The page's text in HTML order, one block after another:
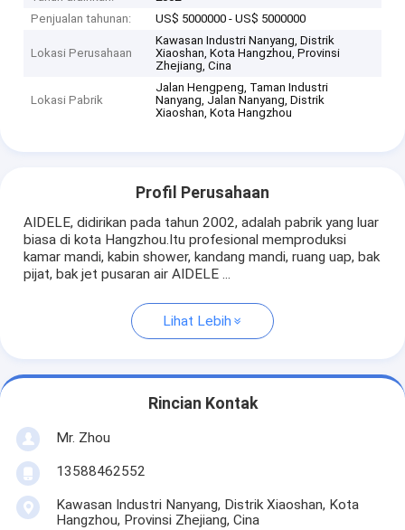
Penjualan tahunan:
US$ 5000000 - US$ 5000000
Lokasi Perusahaan
Kawasan Industri Nanyang, Distrik
Xiaoshan, Kota Hangzhou, Provinsi
Zhejiang, Cina
Lokasi Pabrik
Jalan Hengpeng, Taman Industri
Nanyang, Jalan Nanyang, Distrik
Xiaoshan, Kota Hangzhou
Profil Perusahaan
AIDELE, didirikan pada tahun 2002, adalah pabrik yang luar
biasa di kota Hangzhou.Itu profesional memproduksi
kamar mandi, kabin shower, kandang mandi, ruang uap, bak
pijat, bak jet pusaran air AIDELE ...
Lihat Lebih
Rincian Kontak
Mr. Zhou
13588462552
Kawasan Industri Nanyang, Distrik Xiaoshan, Kota
Hangzhou, Provinsi Zhejiang, Cina